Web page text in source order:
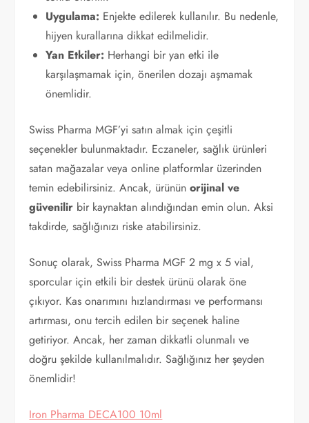
Uygulama: Enjekte edilerek kullanılır. Bu nedenle,
hijyen kurallarına dikkat edilmelidir.
Yan Etkiler: Herhangi bir yan etki ile
karşılaşmamak için, önerilen dozajı aşmamak
önemlidir.
Swiss Pharma MGF’yi satın almak için çeşitli
seçenekler bulunmaktadır. Eczaneler, sağlık ürünleri
satan mağazalar veya online platformlar üzerinden
temin edebilirsiniz. Ancak, ürününorijinal ve
güvenilir bir kaynaktan alındığından emin olun. Aksi
takdirde, sağlığınızı riske atabilirsiniz.
Sonuç olarak, Swiss Pharma MGF 2 mg x 5 vial,
sporcular için etkili bir destek ürünü olarak öne
çıkıyor. Kas onarımını hızlandırması ve performansı
artırması, onu tercih edilen bir seçenek haline
getiriyor. Ancak, her zaman dikkatli olunmalı ve
doğru şekilde kullanılmalıdır. Sağlığınız her şeyden
önemlidir!
Iron Pharma DECA100 10ml